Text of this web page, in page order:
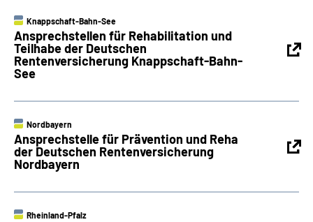
Knappschaft-Bahn-See
Ansprechstellen für Rehabilitation und
Teilhabe der Deutschen
Rentenversicherung Knappschaft-Bahn-
See
Nordbayern
Ansprechstelle für Prävention und Reha
der Deutschen Rentenversicherung
Nordbayern
Rheinland-Pfalz